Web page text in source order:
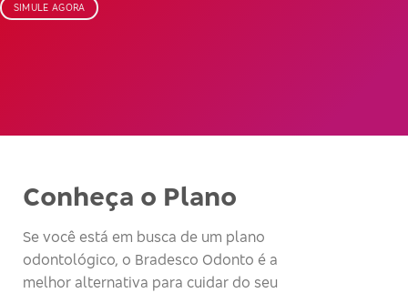
SIMULE AGORA
Conheça o Plano
Se você está em busca de um plano
odontológico, o Bradesco Odonto é a
melhor alternativa para cuidar do seu